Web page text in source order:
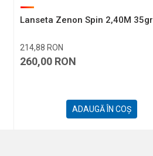
Lanseta Zenon Spin 2,40M 35gr
214,88 RON
260,00 RON
ADAUGĂ ÎN COȘ